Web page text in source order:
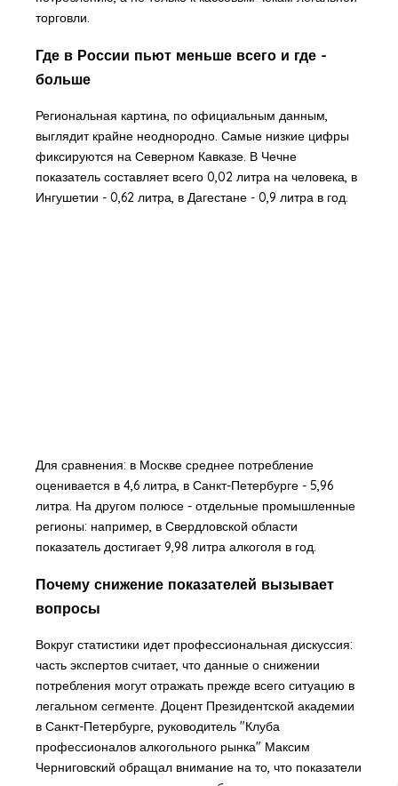
торговли.
Где в России пьют меньше всего и где -
больше
Региональная картина, по официальным данным,
выглядит крайне неоднородно. Самые низкие цифры
фиксируются на Северном Кавказе. В Чечне
показатель составляет всего 0,02 литра на человека, в
Ингушетии - 0,62 литра, в Дагестане - 0,9 литра в год.
Для сравнения: в Москве среднее потребление
оценивается в 4,6 литра, в Санкт-Петербурге - 5,96
литра. На другом полюсе - отдельные промышленные
регионы: например, в Свердловской области
показатель достигает 9,98 литра алкоголя в год.
Почему снижение показателей вызывает
вопросы
Вокруг статистики идет профессиональная дискуссия:
часть экспертов считает, что данные о снижении
потребления могут отражать прежде всего ситуацию в
легальном сегменте. Доцент Президентской академии
в Санкт-Петербурге, руководитель "Клуба
профессионалов алкогольного рынка" Максим
Черниговский обращал внимание на то, что показатели